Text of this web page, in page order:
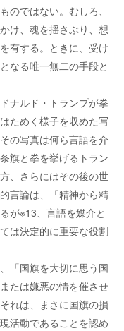
のではない。むしろ、
け、魂を揺さぶり、想
有する。ときに、受け
なる唯一無二の手段と
ナルド・トランプが拳
ためく様子を収めた写
の写真は何ら言語を介
旗と拳を挙げるトラン
、さらにはその後の世
言論は、「精神から精
が※13、言語を媒介と
は決定的に重要な役割
「国旗を大切に思う国
たは嫌悪の情を催させ
れは、まさに国旗の損
活動であることを認め